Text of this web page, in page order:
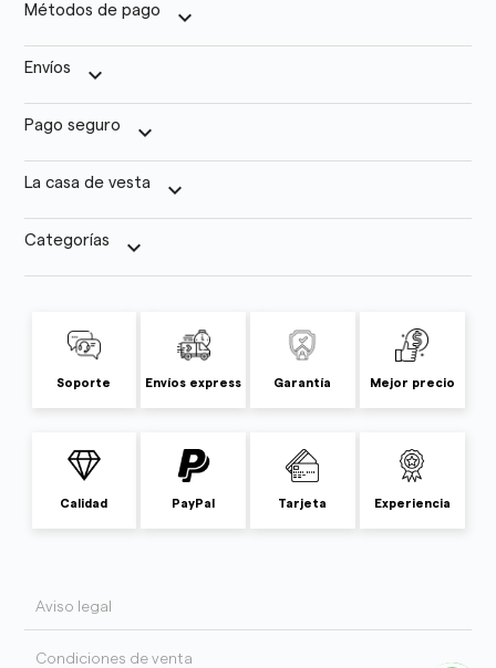
Métodos de pago keyboard_arrow_down
Envíos keyboard_arrow_down
Pago seguro keyboard_arrow_down
La casa de vesta keyboard_arrow_down
Categorías keyboard_arrow_down
Soporte Envíos express Garantía Mejor precio
Calidad PayPal Tarjeta Experiencia
Aviso legal
Condiciones de venta